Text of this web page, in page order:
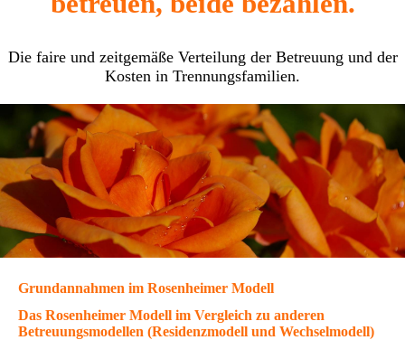
Die faire und zeitgemäße Verteilung der Betreuung und der
Kosten in Trennungsfamilien.
Grundannahmen im Rosenheimer Modell
Das Rosenheimer Modell im Vergleich zu anderen
Betreuungsmodellen (Residenzmodell und Wechselmodell)